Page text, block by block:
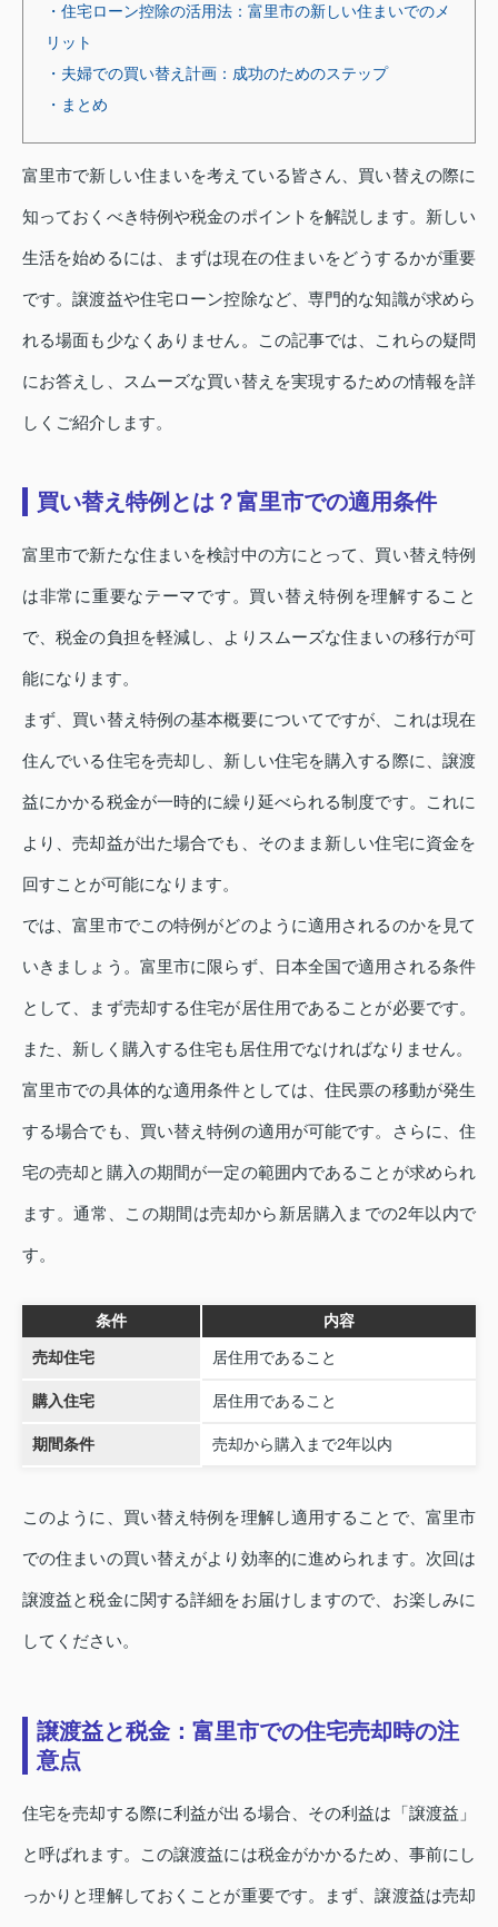
・住宅ローン控除の活用法：富里市の新しい住まいでのメ
リット
・夫婦での買い替え計画：成功のためのステップ
・まとめ
富里市で新しい住まいを考えている皆さん、買い替えの際に
知っておくべき特例や税金のポイントを解説します。新しい
生活を始めるには、まずは現在の住まいをどうするかが重要
です。譲渡益や住宅ローン控除など、専門的な知識が求めら
れる場面も少なくありません。この記事では、これらの疑問
にお答えし、スムーズな買い替えを実現するための情報を詳
しくご紹介します。
買い替え特例とは？富里市での適用条件
富里市で新たな住まいを検討中の方にとって、買い替え特例
は非常に重要なテーマです。買い替え特例を理解すること
で、税金の負担を軽減し、よりスムーズな住まいの移行が可
能になります。
まず、買い替え特例の基本概要についてですが、これは現在
住んでいる住宅を売却し、新しい住宅を購入する際に、譲渡
益にかかる税金が一時的に繰り延べられる制度です。これに
より、売却益が出た場合でも、そのまま新しい住宅に資金を
回すことが可能になります。
では、富里市でこの特例がどのように適用されるのかを見て
いきましょう。富里市に限らず、日本全国で適用される条件
として、まず売却する住宅が居住用であることが必要です。
また、新しく購入する住宅も居住用でなければなりません。
富里市での具体的な適用条件としては、住民票の移動が発生
する場合でも、買い替え特例の適用が可能です。さらに、住
宅の売却と購入の期間が一定の範囲内であることが求められ
ます。通常、この期間は売却から新居購入までの2年以内で
す。
条件 内容
売却住宅 居住用であること
購入住宅 居住用であること
期間条件 売却から購入まで2年以内
このように、買い替え特例を理解し適用することで、富里市
での住まいの買い替えがより効率的に進められます。次回は
譲渡益と税金に関する詳細をお届けしますので、お楽しみに
してください。
譲渡益と税金：富里市での住宅売却時の注
意点
住宅を売却する際に利益が出る場合、その利益は「譲渡益」
と呼ばれます。この譲渡益には税金がかかるため、事前にし
っかりと理解しておくことが重要です。まず、譲渡益は売却